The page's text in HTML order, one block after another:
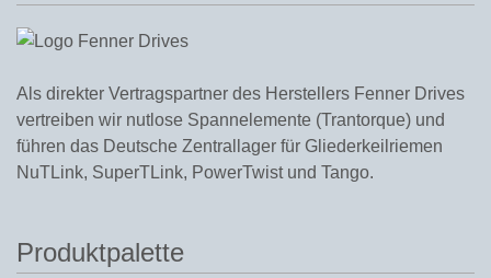
Als direkter Vertragspartner des Herstellers Fenner Drives
vertreiben wir nutlose Spannelemente (Trantorque) und
führen das Deutsche Zentrallager für Gliederkeilriemen
NuTLink, SuperTLink, PowerTwistund Tango.
Produktpalette